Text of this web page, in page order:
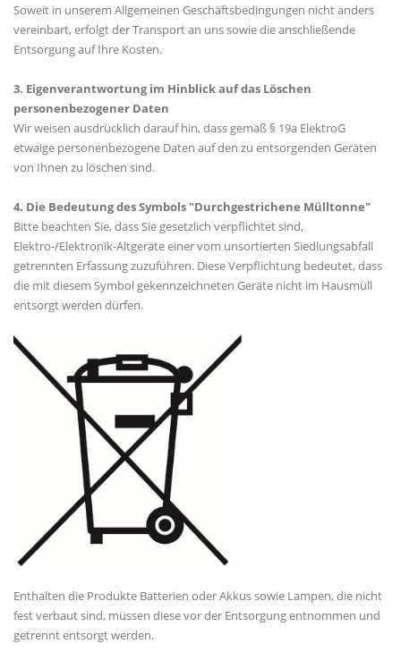
Soweit in unserem Allgemeinen Geschäftsbedingungen nicht anders
vereinbart, erfolgt der Transport an uns sowie die anschließende
Entsorgung auf Ihre Kosten.
3. Eigenverantwortung im Hinblick auf das Löschen
personenbezogener Daten
Wir weisen ausdrücklich darauf hin, dass gemäß § 19a ElektroG
etwaige personenbezogene Daten auf den zu entsorgenden Geräten
von Ihnen zu löschen sind.
4. Die Bedeutung des Symbols "Durchgestrichene Mülltonne"
Bitte beachten Sie, dass Sie gesetzlich verpflichtet sind,
Elektro-/Elektronik-Altgeräte einer vom unsortierten Siedlungsabfall
getrennten Erfassung zuzuführen. Diese Verpflichtung bedeutet, dass
die mit diesem Symbol gekennzeichneten Geräte nicht im Hausmüll
entsorgt werden dürfen.
Enthalten die Produkte Batterien oder Akkus sowie Lampen, die nicht
fest verbaut sind, müssen diese vor der Entsorgung entnommen und
getrennt entsorgt werden.